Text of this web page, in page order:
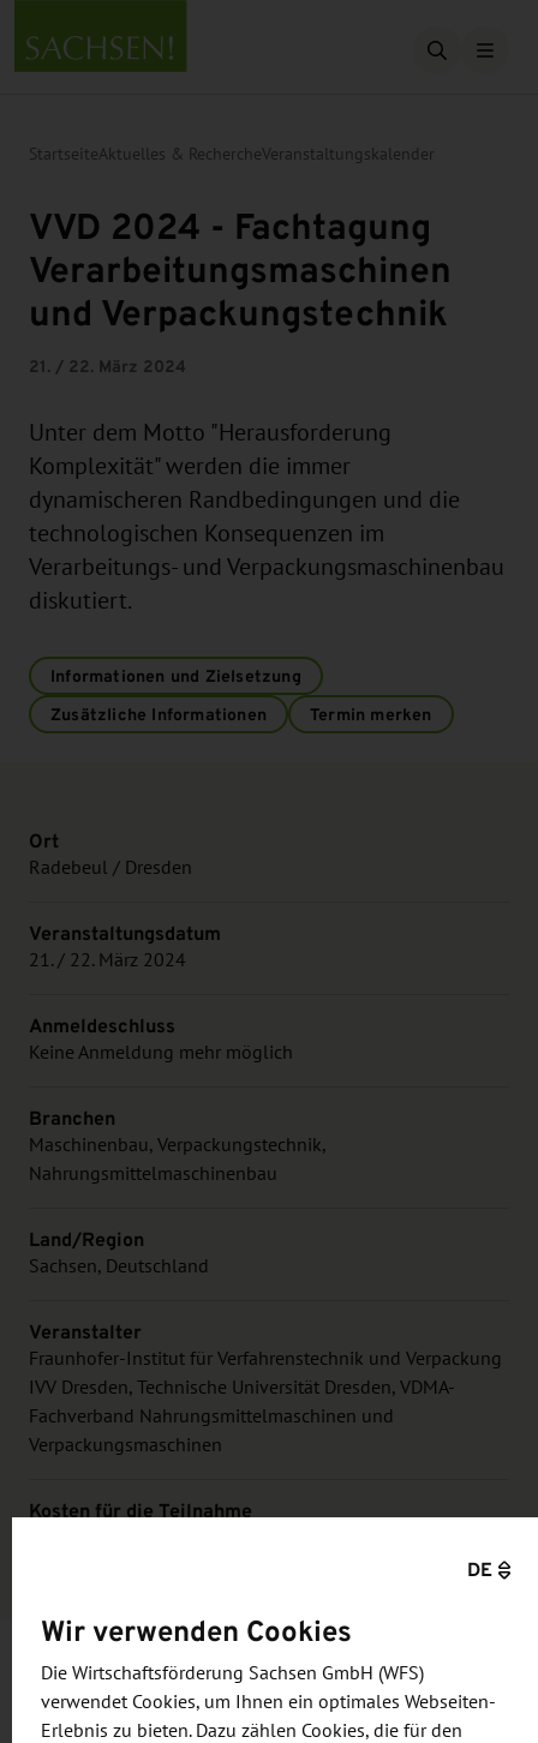
Suche
StartseiteAktuelles & RechercheVeranstaltungskalender
VVD 2024 - Fachtagung
Verarbeitungsmaschinen
und Verpackungstechnik
21. / 22. März 2024
Unter dem Motto "Herausforderung
Komplexität" werden die immer
dynamischeren Randbedingungen und die
technologischen Konsequenzen im
Verarbeitungs- und Verpackungsmaschinenbau
diskutiert.
Informationen und Zielsetzung
Zusätzliche Informationen
Termin merken
Ort
Radebeul / Dresden
Veranstaltungsdatum
21. / 22. März 2024
Anmeldeschluss
Keine Anmeldung mehr möglich
Branchen
Maschinenbau, Verpackungstechnik,
Nahrungsmittelmaschinenbau
Land/Region
Sachsen, Deutschland
Veranstalter
Fraunhofer-Institut für Verfahrenstechnik und Verpackung
IVV Dresden, Technische Universität Dresden, VDMA-
Fachverband Nahrungsmittelmaschinen und
Verpackungsmaschinen
Kosten für die Teilnahme
Informationen und Zielsetzung
DE
Wir verwenden Cookies
Die Wirtschaftsförderung Sachsen GmbH (WFS)
verwendet Cookies, um Ihnen ein optimales Webseiten-
Erlebnis zu bieten. Dazu zählen Cookies, die für den